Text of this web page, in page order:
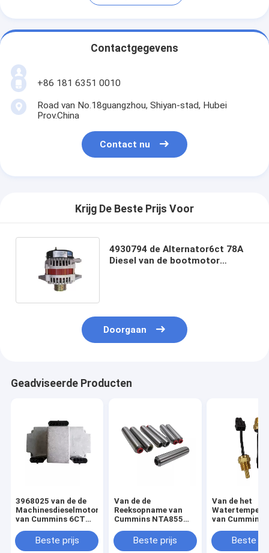
Contactgegevens
+86 181 6351 0010
Road van No.18guangzhou, Shiyan-stad, Hubei
Prov.China
Contact nu
Krijg De Beste Prijs Voor
4930794 de Alternator6ct 78A
Diesel van de bootmotor
Doorgaan
Geadviseerde Producten
3968025 van de de
Machinesdieselmotor
van Cummins 6CT
Elektronische
Controlemodule
Beste prijs
Van de de
Reeksopname van
Cummins NTA855
dieselmotorvervangstukken
van de de Uitlaatklep
Beste prijs
Van de het
van Cummins
Generator
Engine Parts
Beste